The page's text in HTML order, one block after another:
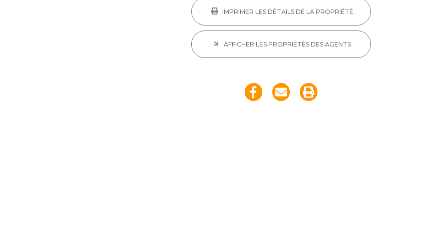
IMPRIMER LES DÉTAILS DE LA PROPRIÉTÉ
AFFICHER LES PROPRIÈTÈS DES AGENTS